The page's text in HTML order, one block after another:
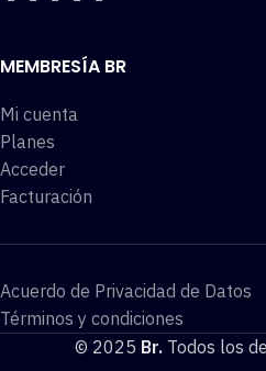
MEMBRESÍA BR
Mi cuenta
Planes
Acceder
Facturación
Acuerdo de Privacidad de Datos
Términos y condiciones
© 2025 Br.Todos los